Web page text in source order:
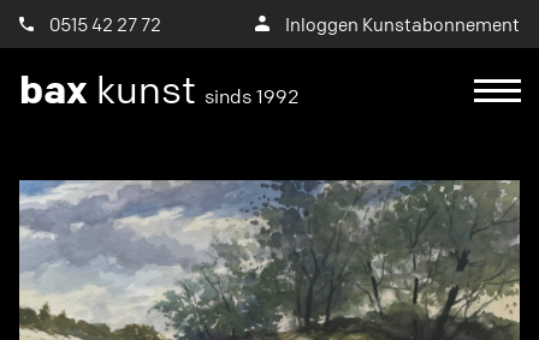
0515 42 27 72 Inloggen Kunstabonnement
bax kunst sinds 1992